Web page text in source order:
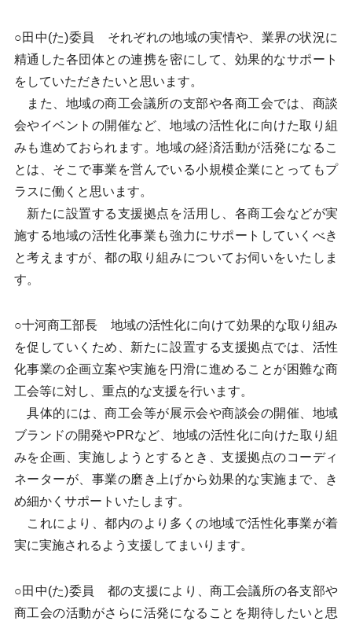
○田中(た)委員 それぞれの地域の実情や、業界の状況に
精通した各団体との連携を密にして、効果的なサポート
をしていただきたいと思います。
また、地域の商工会議所の支部や各商工会では、商談
会やイベントの開催など、地域の活性化に向けた取り組
みも進めておられます。地域の経済活動が活発になるこ
とは、そこで事業を営んでいる小規模企業にとってもプ
ラスに働くと思います。
新たに設置する支援拠点を活用し、各商工会などが実
施する地域の活性化事業も強力にサポートしていくべき
と考えますが、都の取り組みについてお伺いをいたしま
す。
○十河商工部長 地域の活性化に向けて効果的な取り組み
を促していくため、新たに設置する支援拠点では、活性
化事業の企画立案や実施を円滑に進めることが困難な商
工会等に対し、重点的な支援を行います。
具体的には、商工会等が展示会や商談会の開催、地域
ブランドの開発やPRなど、地域の活性化に向けた取り組
みを企画、実施しようとするとき、支援拠点のコーディ
ネーターが、事業の磨き上げから効果的な実施まで、き
め細かくサポートいたします。
これにより、都内のより多くの地域で活性化事業が着
実に実施されるよう支援してまいります。
○田中(た)委員 都の支援により、商工会議所の各支部や
商工会の活動がさらに活発になることを期待したいと思